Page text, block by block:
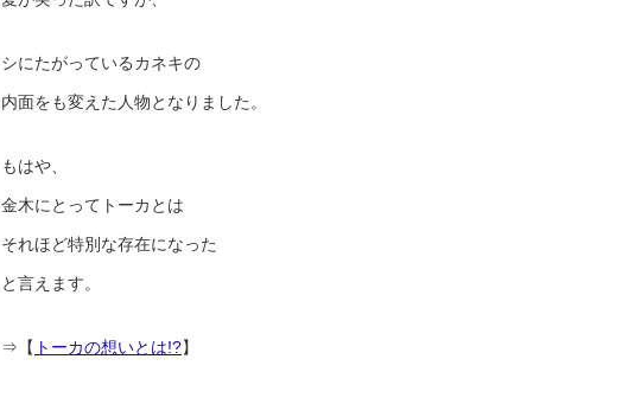
シにたがっているカネキの
内面をも変えた人物となりました。
もはや、
金木にとってトーカとは
それほど特別な存在になった
と言えます。
⇒【 トーカの想いとは!?】